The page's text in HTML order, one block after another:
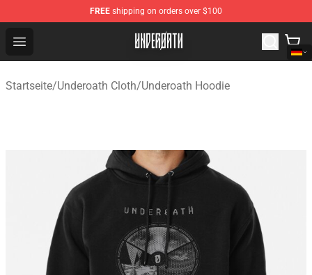
FREE shipping on orders over $100
Open menu
Underoath Store - Official Underoath Merchandise Shop
Startseite/Underoath Cloth/Underoath Hoodie